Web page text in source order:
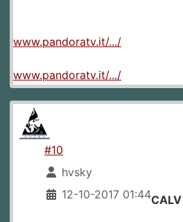
www.pandoratv.it/.../
www.pandoratv.it/.../
#10
hvsky
12-10-2017 01:44CALV